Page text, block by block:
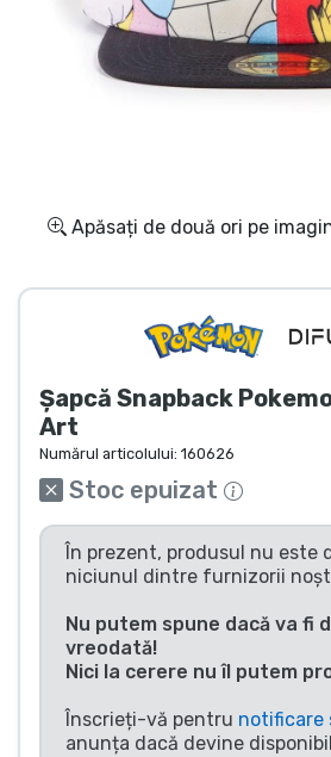
Apăsați de două ori pe
Șapcă Snapback
Art
Numărul articolului: 160626
Stoc epuizat
În prezent, produsul nu este
niciunul dintre furnizorii
Nu putem spune dacă va fi
vreodată!
Nici la cerere nu îl putem
Înscrieți-vă pentru notificare
anunța dacă devine
Transport și plată
Sortare după serie
Sortare după desene
Sortare după Anime
Sortare după jocuri
Sortare după sport
Sortare după muzică
Tipuri de produse
Mărci